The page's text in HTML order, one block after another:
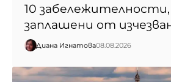
10
заплашени от
Диана Игнатова08.08.2026